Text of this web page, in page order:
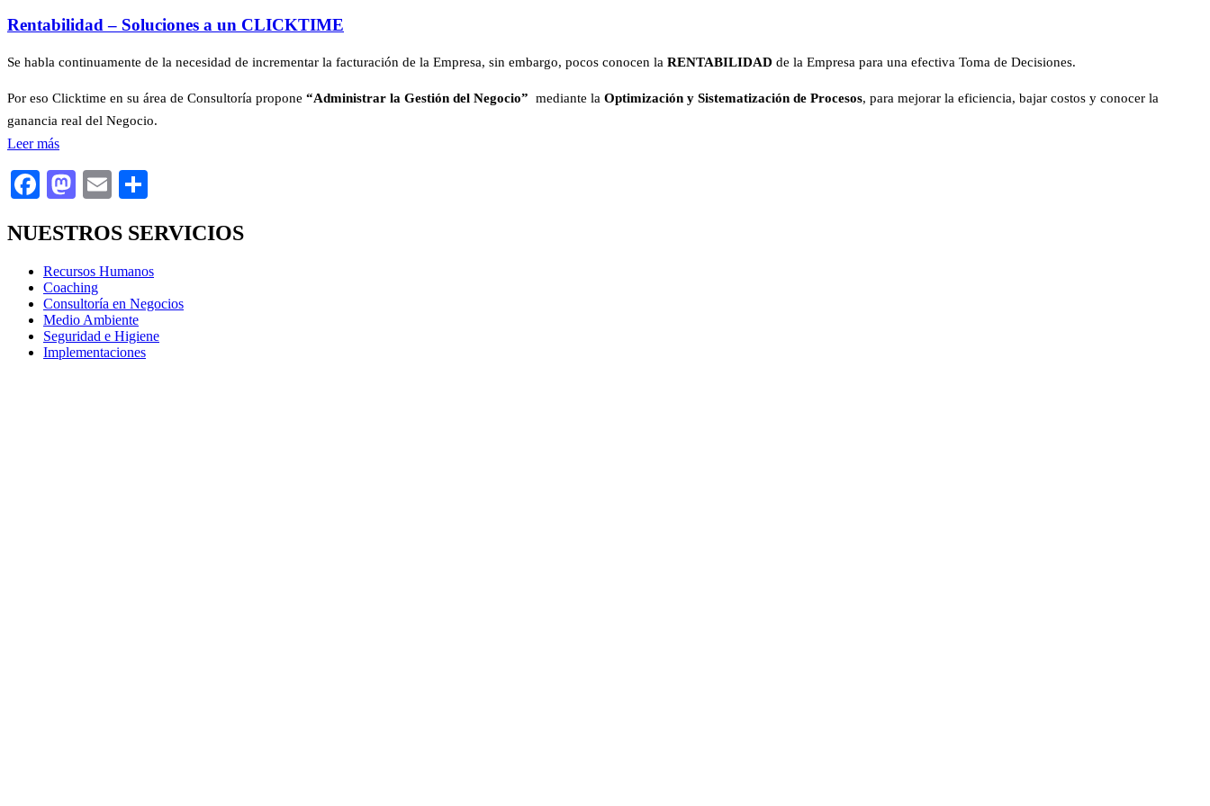
Rentabilidad – Soluciones a un CLICKTIME
Se habla continuamente de la necesidad de incrementar la facturación de la Empresa, sin embargo, pocos conocen la RENTABILIDAD de la Empresa para una efectiva Toma de Decisiones.
Por eso Clicktime en su área de Consultoría propone “Administrar la Gestión del Negocio” mediante la Optimización y Sistematización de Procesos, para mejorar la eficiencia, bajar costos y conocer la
ganancia real del Negocio.
Leer más
Facebook
Mastodon
Email
NUESTROS SERVICIOS
Recursos Humanos
Coaching
Consultoría en Negocios
Medio Ambiente
Seguridad e Higiene
Implementaciones